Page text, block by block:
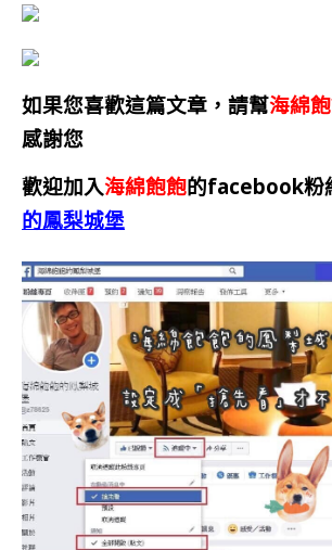
如果您喜歡這篇文章，請幫海綿
感謝您
歡迎加入海綿飽飽的facebook粉
的鳳梨城堡